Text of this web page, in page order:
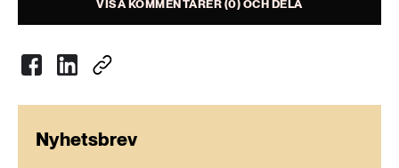
VISA KOMMENTARER (0) OCH DELA
Nyhetsbrev